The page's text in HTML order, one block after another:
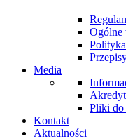
Ogólne
Media
Pliki do
Kontakt
Aktualności